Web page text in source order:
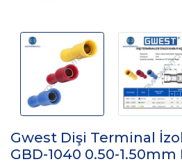
Gwest Dişi Terminal
GBD-1040 0.50-1.50mm